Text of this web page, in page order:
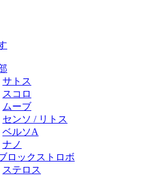
サトス
スコロ
ムーブ
センソ / リトス
ベルソA
ナノ
ロックストロボ
ステロス